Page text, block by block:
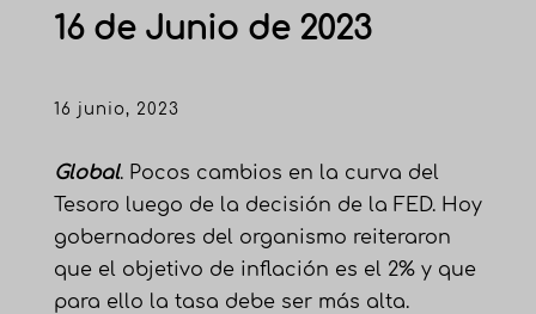
16 de Junio de 2023
16 junio, 2023
Global. Pocos cambios en la curva del
Tesoro luego de la decisión de la FED. Hoy
gobernadores del organismo reiteraron
que el objetivo de inflación es el 2% y que
para ello la tasa debe ser más alta.